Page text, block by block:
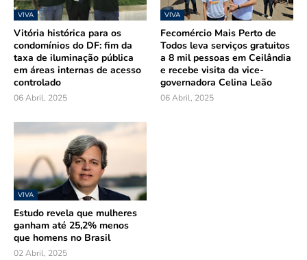
VIVA
Vitória histórica para os
condomínios do DF: fim da
taxa de iluminação pública
em áreas internas de acesso
controlado
06 Abril, 2025
VIVA
Fecomércio Mais Perto de
Todos leva serviços gratuitos
a 8 mil pessoas em Ceilândia
e recebe visita da vice-
governadora Celina Leão
06 Abril, 2025
VIVA
Estudo revela que mulheres
ganham até 25,2% menos
que homens no Brasil
02 Abril, 2025